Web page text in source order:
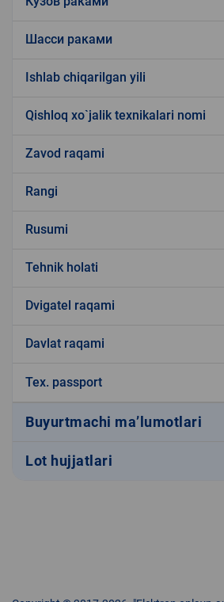
Шасси раками
Ishlab chiqarilgan yili
Qishloq xo`jalik texnikalari nomi
Zavod raqami
Rangi
Rusumi
Tehnik holati
Dvigatel raqami
Davlat raqami
Tex. passport
Buyurtmachi ma’lumotlari
Lot hujjatlari